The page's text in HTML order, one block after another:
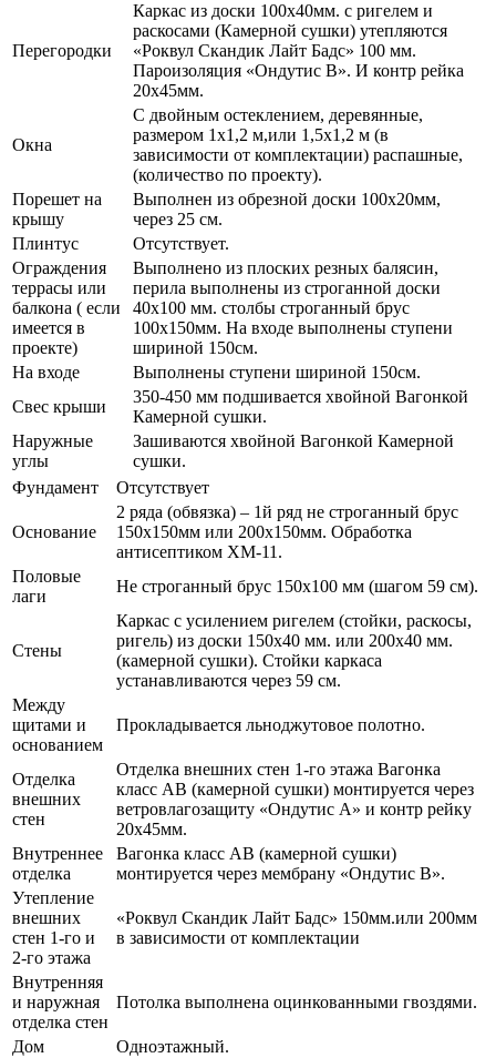
Перегородки
Каркас из доски 100х40мм. с ригелем и
раскосами (Камерной сушки) утепляются
«Роквул Скандик Лайт Бадс» 100 мм.
Пароизоляция «Ондутис В». И контр рейка
20х45мм.
Окна
С двойным остеклением, деревянные,
размером 1х1,2 м,или 1,5х1,2 м (в
зависимости от комплектации) распашные,
(количество по проекту).
Порешет на
крышу
Выполнен из обрезной доски 100х20мм,
через 25 см.
Плинтус
Отсутствует.
Ограждения
террасы или
балкона ( если
имеется в
проекте)
Выполнено из плоских резных балясин,
перила выполнены из строганной доски
40х100 мм. столбы строганный брус
100х150мм. На входе выполнены ступени
шириной 150см.
На входе
Выполнены ступени шириной 150см.
Свес крыши
350-450 мм подшивается хвойной Вагонкой
Камерной сушки.
Наружные
углы
Зашиваются хвойной Вагонкой Камерной
сушки.
Фундамент
Отсутствует
Основание
2 ряда (обвязка) – 1й ряд не строганный брус
150х150мм или 200х150мм. Обработка
антисептиком ХМ-11.
Половые
лаги
Не строганный брус 150х100 мм (шагом 59 см).
Стены
Каркас с усилением ригелем (стойки, раскосы,
ригель) из доски 150х40 мм. или 200х40 мм.
(камерной сушки). Стойки каркаса
устанавливаются через 59 см.
Между
щитами и
основанием
Прокладывается льноджутовое полотно.
Отделка
внешних
стен
Отделка внешних стен 1-го этажа Вагонка
класс АВ (камерной сушки) монтируется через
ветровлагозащиту «Ондутис А» и контр рейку
20х45мм.
Внутреннее
отделка
Вагонка класс АВ (камерной сушки)
монтируется через мембрану «Ондутис В».
Утепление
внешних
стен 1-го и
2-го этажа
«Роквул Скандик Лайт Бадс» 150мм.или 200мм
в зависимости от комплектации
Внутренняя
и наружная
отделка стен
Потолка выполнена оцинкованными гвоздями.
Дом
Одноэтажный.